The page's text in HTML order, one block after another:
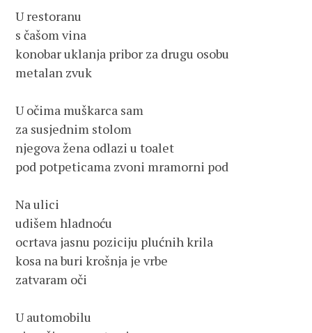
U restoranu
s čašom vina
konobar uklanja pribor za drugu osobu
metalan zvuk
U očima muškarca sam
za susjednim stolom
njegova žena odlazi u toalet
pod potpeticama zvoni mramorni pod
Na ulici
udišem hladnoću
ocrtava jasnu poziciju plućnih krila
kosa na buri krošnja je vrbe
zatvaram oči
U automobilu